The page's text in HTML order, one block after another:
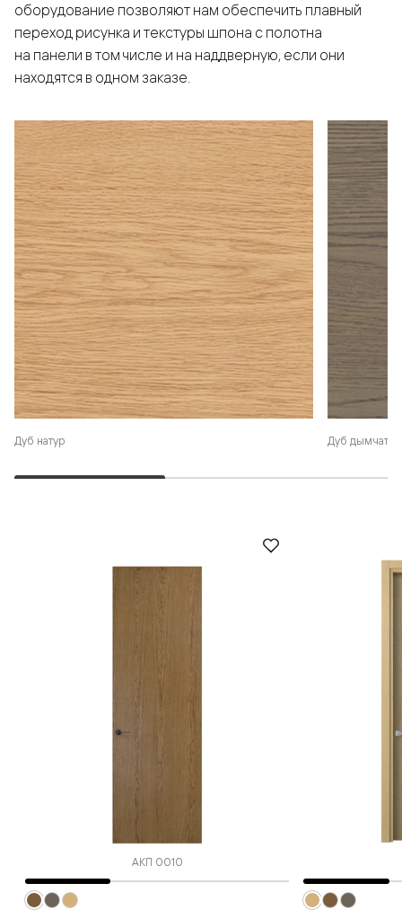
Дуб натур Дуб дымчатый
оборудование позволяют нам обеспечить плавный
переход рисунка и текстуры шпона с полотна
на панели в том числе и на наддверную, если они
находятся в одном заказе.
АКП 0010